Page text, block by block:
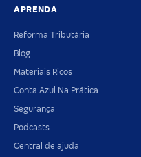
APRENDA
Reforma Tributária
Blog
Materiais Ricos
Conta Azul Na Prática
Segurança
Podcasts
Central de ajuda